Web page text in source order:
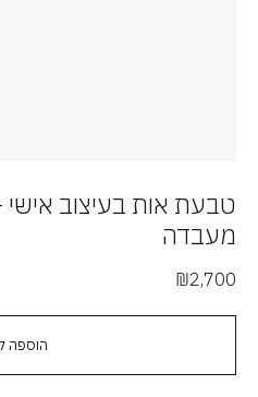
הוספה
טבעת אות בעיצוב אישי
מעבדה
₪2,700